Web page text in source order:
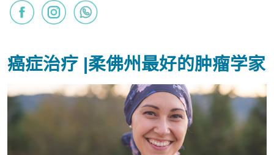
癌症治疗 |柔佛州最好的肿瘤学家